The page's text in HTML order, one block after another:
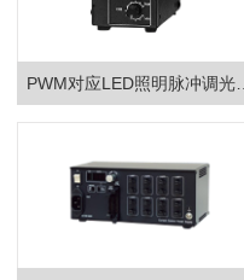
PWM对应LED照明脉冲调光电
源